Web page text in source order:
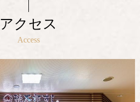
アクセス
Access